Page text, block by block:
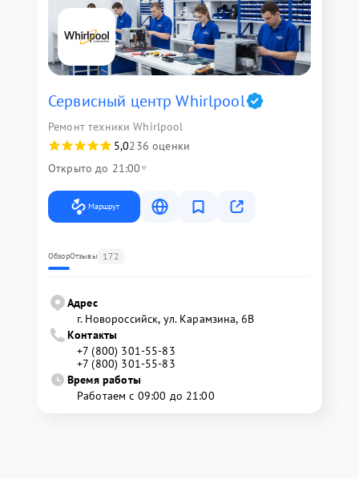
Сервисный центр Whirlpool
Ремонт техники Whirlpool
5,0236 оценки
Открыто до 21:00
Маршрут
ОбзорОтзывы 172
Адрес
г. Новороссийск, ул. Карамзина, 6В
Контакты
+7 (800) 301-55-83
+7 (800) 301-55-83
Время работы
Работаем с 09:00 до 21:00